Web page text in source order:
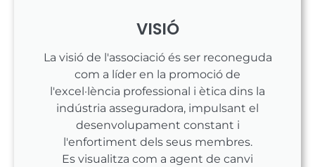
VISIÓ
La visió de l'associació és ser reconeguda
com a líder en la promoció de
l'excel·lència professional i ètica dins la
indústria asseguradora, impulsant el
desenvolupament constant i
l'enfortiment dels seus membres.
Es visualitza com a agent de canvi